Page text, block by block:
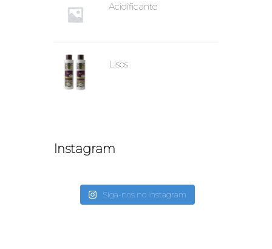
Acidificante
Lisos
Instagram
Siga-nos no Instagram